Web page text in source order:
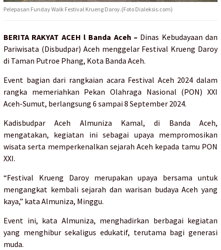
Pelepasan Funday Walk Festival Krueng Daroy.(Foto Dialeksis.com)
BERITA RAKYAT ACEH l Banda Aceh – Dinas Kebudayaan dan
Pariwisata (Disbudpar) Aceh menggelar Festival Krueng Daroy
di Taman Putroe Phang, Kota Banda Aceh.
Event bagian dari rangkaian acara Festival Aceh 2024 dalam
rangka memeriahkan Pekan Olahraga Nasional (PON) XXI
Aceh-Sumut, berlangsung 6 sampai 8 September 2024.
Kadisbudpar Aceh Almuniza Kamal, di Banda Aceh,
mengatakan, kegiatan ini sebagai upaya mempromosikan
wisata serta memperkenalkan sejarah Aceh kepada tamu PON
XXI.
“Festival Krueng Daroy merupakan upaya bersama untuk
mengangkat kembali sejarah dan warisan budaya Aceh yang
kaya,” kata Almuniza, Minggu.
Event ini, kata Almuniza, menghadirkan berbagai kegiatan
yang menghibur sekaligus edukatif, terutama bagi generasi
muda.